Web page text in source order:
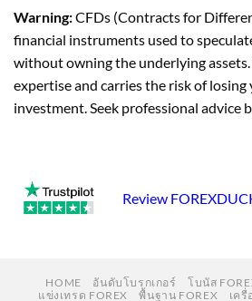
Warning:CFDs (Contracts for
financial instruments used to
without owning the underlying
expertise and carries the risk of
investment. Seek professional advice
Review
HOME อันดับโบรกเกอร์ โบนัส
แข่งเทรด FOREX
พื้นฐาน FOREX เค